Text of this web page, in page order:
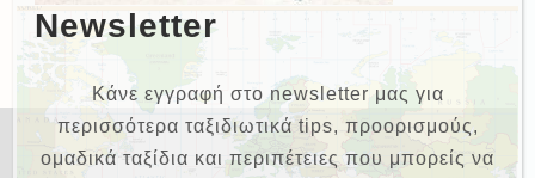
Newsletter
Κάνε εγγραφή στο newsletter μας για
περισσότερα ταξιδιωτικά tips, προορισμούς,
ομαδικά ταξίδια και περιπέτειες που μπορείς να